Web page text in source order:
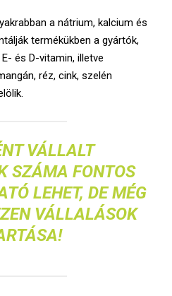
a nátrium, kalcium és
termékükben a gyártók,
és D-vitamin, illetve
réz, cink, szelén
VÁLLALT
SZÁMA FONTOS
LEHET, DE MÉG
VÁLLALÁSOK